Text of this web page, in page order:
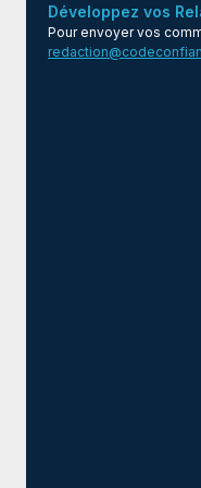
Développez vos
Pour envoyer vos